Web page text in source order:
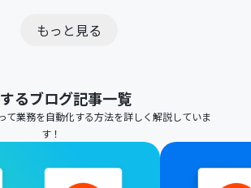
もっと見る
るブログ記事一覧
て業務を自動化する方法を詳しく解説していま
す！